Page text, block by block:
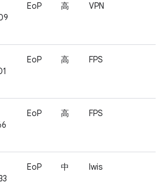
EoP 高 VPN
EoP 高 FPS
EoP 高 FPS
EoP 中 lwis